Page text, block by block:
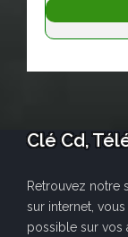
Clé Cd,
Retrouvez notre
sur internet,
possible sur vos